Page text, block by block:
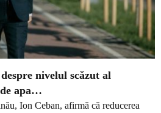
nivelul scăzut al
apa…
Ion Ceban, afirmă că reducerea